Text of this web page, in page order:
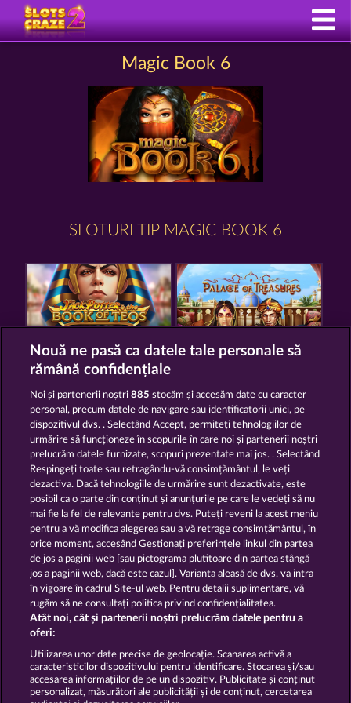
Magic Book 6
SLOTURI TIP MAGIC BOOK 6
JACK POTTER AND THE BOOK OF TEOS PALACE OF TREASURES
BALTHAZAR THE BLACK BOOK OF PIRATES
Termeni și condiții
Declarație de confidențialitate
Asistență tehnică Firmă
Trimite Cererea de Retragere
Nouă ne pasă ca datele tale personale să
rămână confidențiale
Noi și partenerii noștri885 stocăm și accesăm date cu caracter
personal, precum datele de navigare sau identificatorii unici, pe
dispozitivul dvs. . Selectând Accept, permiteți tehnologiilor de
urmărire să funcționeze în scopurile în care noi și partenerii noștri
prelucrăm datele furnizate, scopuri prezentate mai jos. . Selectând
Respingeți toate sau retragându-vă consimțământul, le veți
dezactiva. Dacă tehnologiile de urmărire sunt dezactivate, este
posibil ca o parte din conținut și anunțurile pe care le vedeți să nu
mai fie la fel de relevante pentru dvs. Puteți reveni la acest meniu
pentru a vă modifica alegerea sau a vă retrage consimțământul, în
orice moment, accesând Gestionați preferințele linkul din partea
de jos a paginii web [sau pictograma plutitoare din partea stângă
jos a paginii web, dacă este cazul]. Varianta aleasă de dvs. va intra
în vigoare în cadrul Site-ul web. Pentru detalii suplimentare, vă
rugăm să ne consultați politica privind confidențialitatea.
Atât noi, cât și partenerii noștri prelucrăm datele pentru a
oferi:
Utilizarea unor date precise de geolocație. Scanarea activă a
caracteristicilor dispozitivului pentru identificare. Stocarea și/sau
accesarea informațiilor de pe un dispozitiv. Publicitate și conținut
personalizat, măsurători ale publicității și de conținut, cercetarea